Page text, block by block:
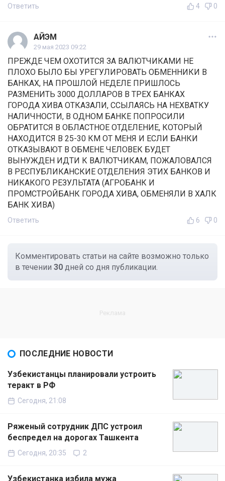
Ответить 4 0
АЙЭМ
29 мая 2023 09:22
ПРЕЖДЕ ЧЕМ ОХОТИТСЯ ЗА ВАЛЮТЧИКАМИ НЕ
ПЛОХО БЫЛО БЫ УРЕГУЛИРОВАТЬ ОБМЕННИКИ В
БАНКАХ, НА ПРОШЛОЙ НЕДЕЛЕ ПРИШЛОСЬ
РАЗМЕНИТЬ 3000 ДОЛЛАРОВ В ТРЕХ БАНКАХ
ГОРОДА ХИВА ОТКАЗАЛИ, ССЫЛАЯСЬ НА НЕХВАТКУ
НАЛИЧНОСТИ, В ОДНОМ БАНКЕ ПОПРОСИЛИ
ОБРАТИТСЯ В ОБЛАСТНОЕ ОТДЕЛЕНИЕ, КОТОРЫЙ
НАХОДИТСЯ В 25-30 КМ ОТ МЕНЯ И ЕСЛИ БАНКИ
ОТКАЗЫВАЮТ В ОБМЕНЕ ЧЕЛОВЕК БУДЕТ
ВЫНУЖДЕН ИДТИ К ВАЛЮТЧИКАМ, ПОЖАЛОВАЛСЯ
В РЕСПУБЛИКАНСКИЕ ОТДЕЛЕНИЯ ЭТИХ БАНКОВ И
НИКАКОГО РЕЗУЛЬТАТА (АГРОБАНК И
ПРОМСТРОЙБАНК ГОРОДА ХИВА, ОБМЕНЯЛИ В ХАЛК
БАНК ХИВА)
Ответить 6 0
Комментировать статьи на сайте возможно только
в течении 30 дней со дня публикации.
ПОСЛЕДНИЕ НОВОСТИ
Узбекистанцы планировали устроить
теракт в РФ
Сегодня, 21:08
Ряженый сотрудник ДПС устроил
беспредел на дорогах Ташкента
Сегодня, 20:35 2
Узбекистанка избила мужа